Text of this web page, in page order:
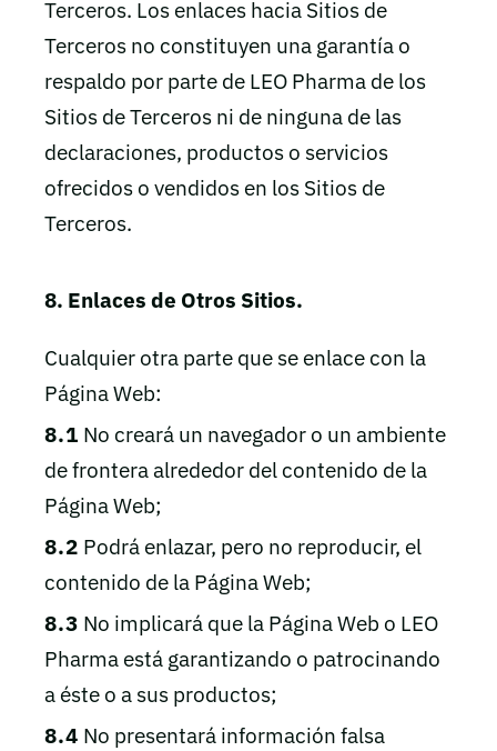
Terceros. Los enlaces hacia Sitios de
Terceros no constituyen una garantía o
respaldo por parte de LEO Pharma de los
Sitios de Terceros ni de ninguna de las
declaraciones, productos o servicios
ofrecidos o vendidos en los Sitios de
Terceros.
8. Enlaces de Otros Sitios.
Cualquier otra parte que se enlace con la
Página Web:
8.1 No creará un navegador o un ambiente
de frontera alrededor del contenido de la
Página Web;
8.2 Podrá enlazar, pero no reproducir, el
contenido de la Página Web;
8.3 No implicará que la Página Web o LEO
Pharma está garantizando o patrocinando
a éste o a sus productos;
8.4 No presentará información falsa